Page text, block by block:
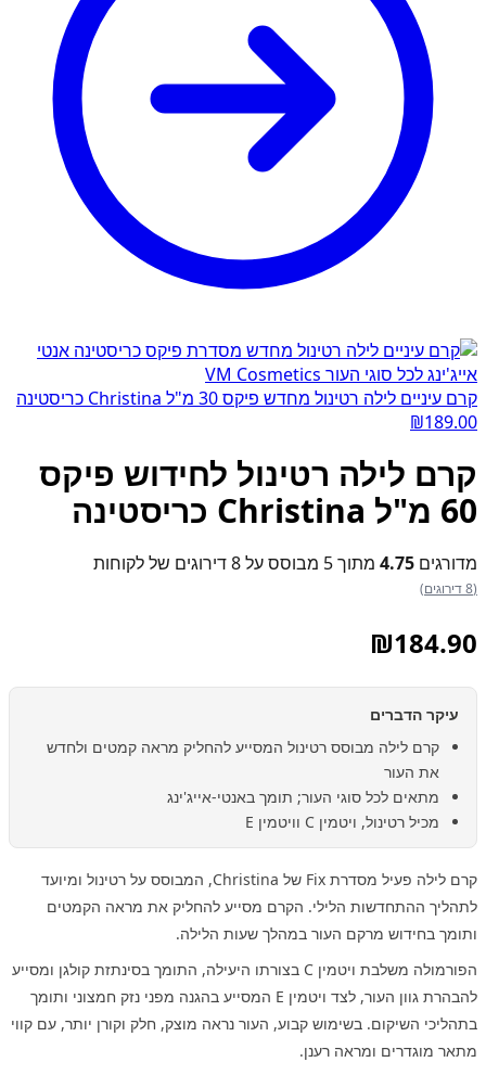
קרם עיניים לילה רטינול מחדש פיקס 30 מ"ל Christina כריסטינה
₪189.00
קרם לילה רטינול לחידוש פיקס
60 מ"ל Christina כריסטינה
מדורגים 4.75 מתוך 5 מבוסס על 8דירוגים של לקוחות
(8 דירוגים)
₪184.90
עיקר הדברים
קרם לילה מבוסס רטינול המסייע להחליק מראה קמטים ולחדש
את העור
מתאים לכל סוגי העור; תומך באנטי-אייג'ינג
מכיל רטינול, ויטמין C וויטמין E
קרם לילה פעיל מסדרת Fix של Christina, המבוסס על רטינול ומיועד
לתהליך ההתחדשות הלילי. הקרם מסייע להחליק את מראה הקמטים
ותומך בחידוש מרקם העור במהלך שעות הלילה.
הפורמולה משלבת ויטמין C בצורתו היעילה, התומך בסינתזת קולגן ומסייע
להבהרת גוון העור, לצד ויטמין E המסייע בהגנה מפני נזק חמצוני ותומך
בתהליכי השיקום. בשימוש קבוע, העור נראה מוצק, חלק וקורן יותר, עם קווי
מתאר מוגדרים ומראה רענן.